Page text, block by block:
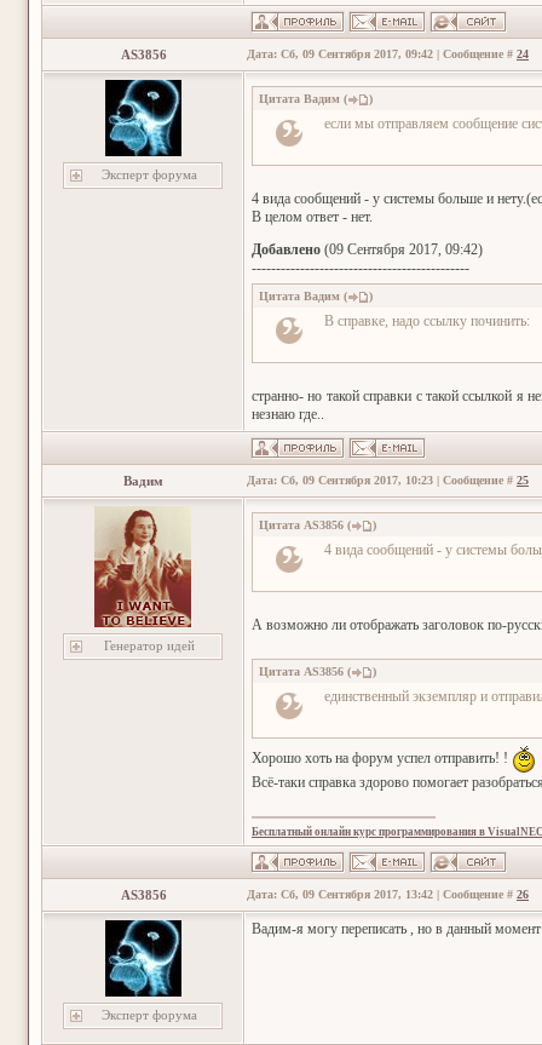
AS3856 Дата: Сб, 09 Сентября 2017, 09:42 | Сообщение # 24
Эксперт форума
Цитата Вадим ( )
если мы отправляем сообщение
4 вида сообщений - у системы больше и
В целом ответ - нет.
Добавлено (09 Сентября 2017, 09:42)
---------------------------------------------
Цитата Вадим ( )
В справке, надо ссылку починить:
странно- но такой справки с такой ссылкой я
незнаю где..
Вадим Дата: Сб, 09 Сентября 2017, 10:23 | Сообщение # 25
Генератор идей
Цитата AS3856 ( )
4 вида сообщений - у системы
А возможно ли отображать заголовок по-
Цитата AS3856 ( )
единственный экземпляр и
Хорошо хоть на форум успел отправить! !
Всё-таки справка здорово помогает
Бесплатный онлайн курс программирования в
AS3856 Дата: Сб, 09 Сентября 2017, 13:42 | Сообщение # 26
Эксперт форума
Вадим-я могу переписать , но в данный